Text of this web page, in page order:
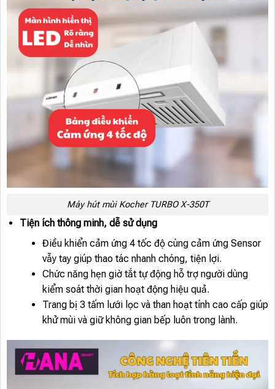
Máy hút mùi Kocher TURBO X-350T
Tiện ích thông minh, dễ sử dụng
Điều khiển cảm ứng 4 tốc độ cùng cảm ứng Sensor
vẫy tay giúp thao tác nhanh chóng, tiện lợi.
Chức năng hẹn giờ tắt tự động hỗ trợ người dùng
kiểm soát thời gian hoạt động hiệu quả.
Trang bị 3 tấm lưới lọc và than hoạt tính cao cấp giúp
khử mùi và giữ không gian bếp luôn trong lành.